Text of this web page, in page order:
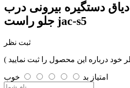
دیاق دستگیره بیرونی درب
جلو راست jac-s5
ثبت نظر
امتیاز بد خوب